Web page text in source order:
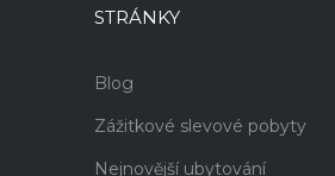
STRÁNKY
Blog
Zážitkové slevové pobyty
Nejnovější ubytování